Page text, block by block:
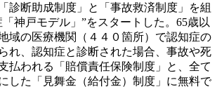
診断助成制度」と「事故救済制度」を組
神戸モデル」”をスタートした。65歳以
域の医療機関（４４０箇所）で認知症の
れ、認知症と診断された場合、事故や死
払われる「賠償責任保険制度」と、全て
した「見舞金（給付金）制度」に無料で